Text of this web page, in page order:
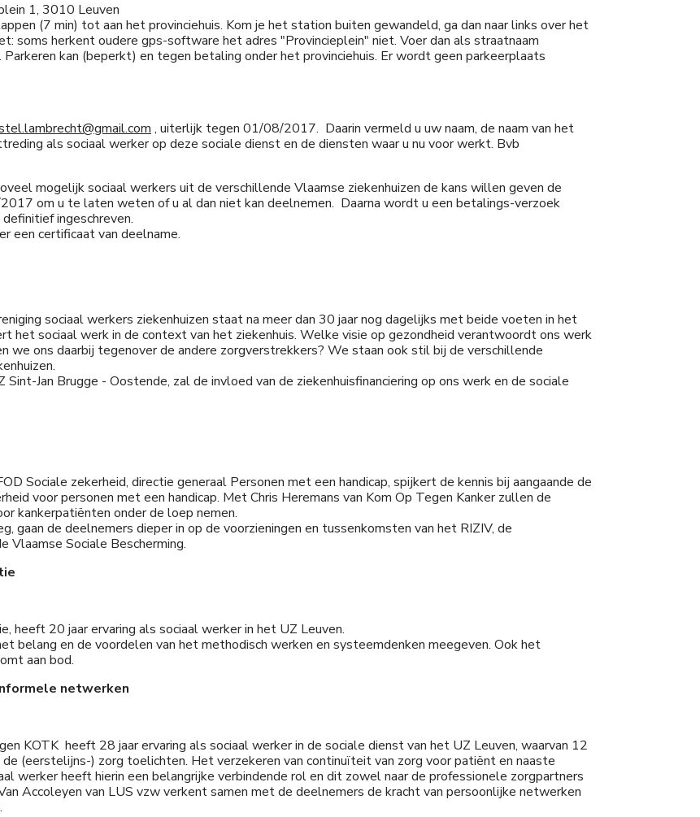
1, 3010 Leuven
(7 min) tot aan het provinciehuis. Kom je het station buiten gewandeld, ga dan naar links over het
soms herkent oudere gps-software het adres "Provincieplein" niet. Voer dan als straatnaam
kan (beperkt) en tegen betaling onder het provinciehuis. Er wordt geen parkeerplaats
, uiterlijk tegen 01/08/2017. Daarin vermeld u uw naam, de naam van het
als sociaal werker op deze sociale dienst en de diensten waar u nu voor werkt. Bvb
mogelijk sociaal werkers uit de verschillende Vlaamse ziekenhuizen de kans willen geven de
om u te laten weten of u al dan niet kan deelnemen. Daarna wordt u een betalings-verzoek
ingeschreven.
een certificaat van deelname.
sociaal werkers ziekenhuizen staat na meer dan 30 jaar nog dagelijks met beide voeten in het
het sociaal werk in de context van het ziekenhuis. Welke visie op gezondheid verantwoordt ons werk
we ons daarbij tegenover de andere zorgverstrekkers? We staan ook stil bij de verschillende
Jan Brugge - Oostende, zal de invloed van de ziekenhuisfinanciering op ons werk en de sociale
Sociale zekerheid, directie generaal Personen met een handicap, spijkert de kennis bij aangaande de
voor personen met een handicap. Met Chris Heremans van Kom Op Tegen Kanker zullen de
kankerpatiënten onder de loep nemen.
gaan de deelnemers dieper in op de voorzieningen en tussenkomsten van het RIZIV, de
Vlaamse Sociale Bescherming.
heeft 20 jaar ervaring als sociaal werker in het UZ Leuven.
belang en de voordelen van het methodisch werken en systeemdenken meegeven. Ook het
aan bod.
netwerken
KOTK heeft 28 jaar ervaring als sociaal werker in de sociale dienst van het UZ Leuven, waarvan 12
(eerstelijns-) zorg toelichten. Het verzekeren van continuïteit van zorg voor patiënt en naaste
werker heeft hierin een belangrijke verbindende rol en dit zowel naar de professionele zorgpartners
Accoleyen van LUS vzw verkent samen met de deelnemers de kracht van persoonlijke netwerken